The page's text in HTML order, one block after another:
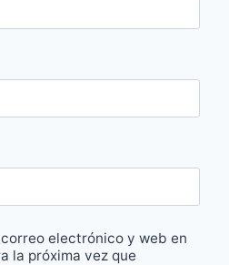
electrónico y web en
la próxima vez que